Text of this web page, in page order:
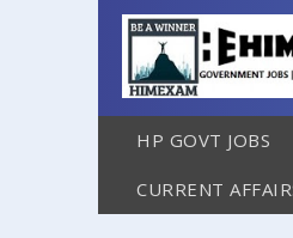
HP GOVT JOBS
CURRENT